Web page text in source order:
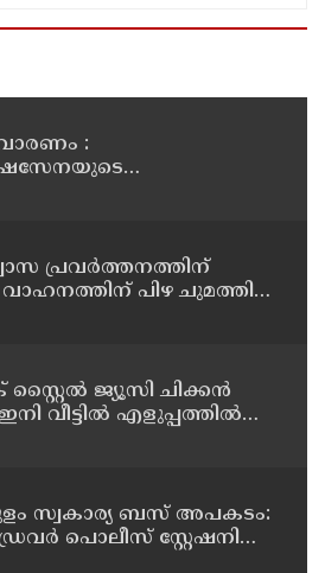
:
പ്രവർത്തനത്തിന്
പിഴ ചുമത്തി;
ജ്യൂസി ചിക്കൻ
വീട്ടിൽ എളുപ്പത്തിൽ
സ്വകാര്യ ബസ് അപകടം:
പൊലീസ് സ്റ്റേഷനിൽ